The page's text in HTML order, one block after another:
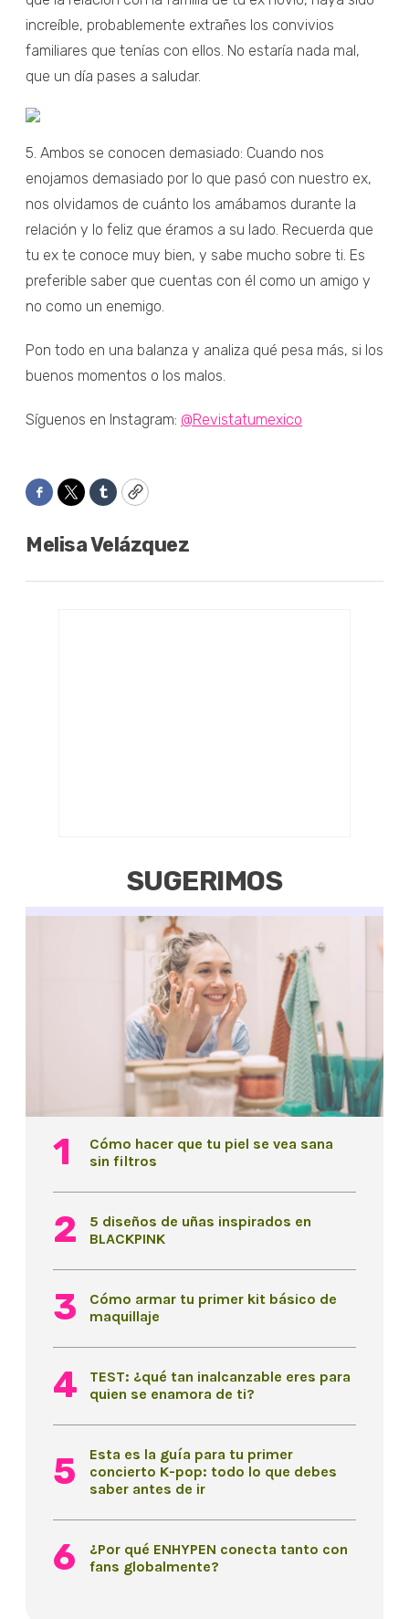
increíble, probablemente extrañes los convivios
familiares que tenías con ellos. No estaría nada mal,
que un día pases a saludar.
5. Ambos se conocen demasiado: Cuando nos
enojamos demasiado por lo que pasó con nuestro ex,
nos olvidamos de cuánto los amábamos durante la
relación y lo feliz que éramos a su lado. Recuerda que
tu ex te conoce muy bien, y sabe mucho sobre ti. Es
preferible saber que cuentas con él como un amigo y
no como un enemigo.
Pon todo en una balanza y analiza qué pesa más, si los
buenos momentos o los malos.
Síguenos en Instagram: @Revistatumexico
Facebook
TwitterTumblrCopy
Melisa Velázquez
SUGERIMOS
Cómo hacer que tu piel se vea sana
sin filtros
5 diseños de uñas inspirados en
BLACKPINK
Cómo armar tu primer kit básico de
maquillaje
TEST: ¿qué tan inalcanzable eres para
quien se enamora de ti?
Esta es la guía para tu primer
concierto K-pop: todo lo que debes
saber antes de ir
¿Por qué ENHYPEN conecta tanto con
fans globalmente?